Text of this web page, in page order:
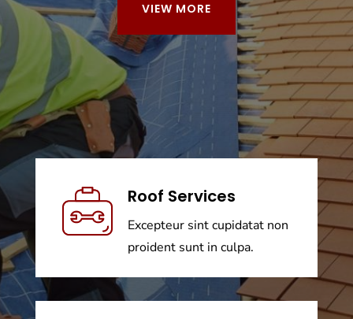
VIEW MORE
Roof Services
Excepteur sint cupidatat non
proident sunt in culpa.